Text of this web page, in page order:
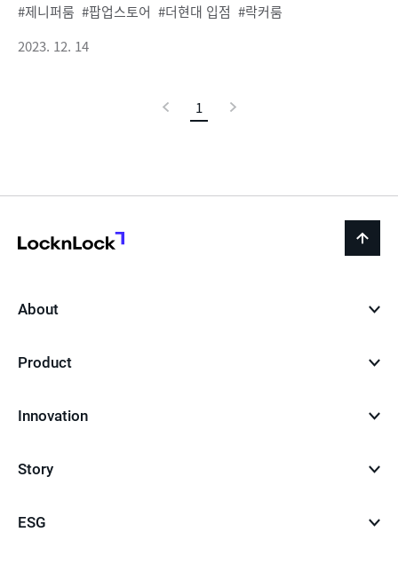
제니퍼룸 팝업스토어 더현대 입점
락커룸
2023. 12. 14
1
이
back
About
Product
Innovation
Story
ESG